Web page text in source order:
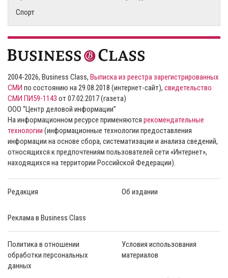
Спорт
2004-2026, Business Class, Выписка из реестра зарегистрированных
СМИ по состоянию на 29.08.2018 (интернет-сайт), свидетельство
СМИ ПИ59-1143 от 07.02.2017 (газета)
ООО “Центр деловой информации”
На информационном ресурсе применяются рекомендательные
технологии (информационные технологии предоставления
информации на основе сбора, систематизации и анализа сведений,
относящихся к предпочтениям пользователей сети «Интернет»,
находящихся на территории Российской Федерации).
Редакция Об издании
Реклама в Business Class
Политика в отношении
обработки персональных
данных
Условия использования
материалов